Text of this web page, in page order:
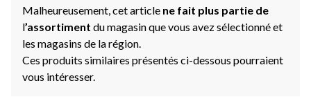
Malheureusement, cet article ne fait plus partie de
l’assortiment du magasin que vous avez sélectionné et
les magasins de la région.
Ces produits similaires présentés ci-dessous pourraient
vous intéresser.